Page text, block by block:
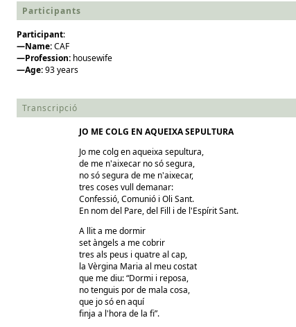
Participants
Participant:
—Name:CAF
—Profession: housewife
—Age:93 years
Transcripció
JO ME COLG EN AQUEIXA SEPULTURA
Jo me colg en aqueixa sepultura,
de me n'aixecar no só segura,
no só segura de me n'aixecar,
tres coses vull demanar:
Confessió, Comunió i Oli Sant.
En nom del Pare, del Fill i de l'Espírit Sant.
A llit a me dormir
set àngels a me cobrir
tres als peus i quatre al cap,
la Vèrgina Maria al meu costat
que me diu: “Dormi i reposa,
no tenguis por de mala cosa,
que jo só en aquí
finja a l'hora de la fi”.